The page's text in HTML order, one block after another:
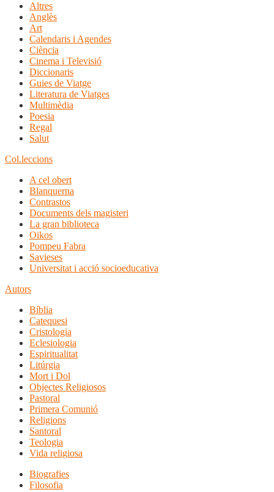
Altres
Anglès
Art
Calendaris i Agendes
Ciència
Cinema i Televisió
Diccionaris
Guies de Viatge
Literatura de Viatges
Multimèdia
Poesia
Regal
Salut
Col.leccions
A cel obert
Blanquerna
Contrastos
Documents dels magisteri
La gran biblioteca
Oikos
Pompeu Fabra
Savieses
Universitat i acció socioeducativa
Autors
Bíblia
Catequesi
Cristologia
Eclesiologia
Espiritualitat
Litúrgia
Mort i Dol
Objectes Religiosos
Pastoral
Primera Comunió
Religions
Santoral
Teologia
Vida religiosa
Biografies
Filosofia